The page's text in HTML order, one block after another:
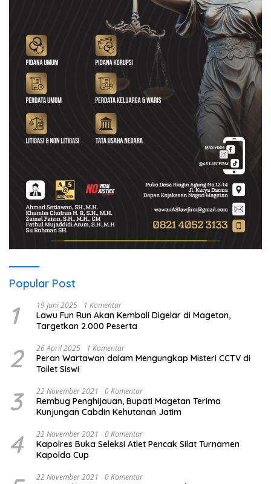
Popular Post
1 19 Juni 2025 1 Komentar
Lawu Fun Run Akan Kembali Digelar di Magetan,
Targetkan 2.000 Peserta
2 26 April 2025 1 Komentar
Peran Wartawan dalam Mengungkap Misteri CCTV di
Toilet Siswi
3 22 November 2021 0 Komentar
Rembug Penghijauan, Bupati Magetan Terima
Kunjungan Cabdin Kehutanan Jatim
4 22 November 2021 0 Komentar
Kapolres Buka Seleksi Atlet Pencak Silat Turnamen
Kapolda Cup
22 November 2021 0 Komentar